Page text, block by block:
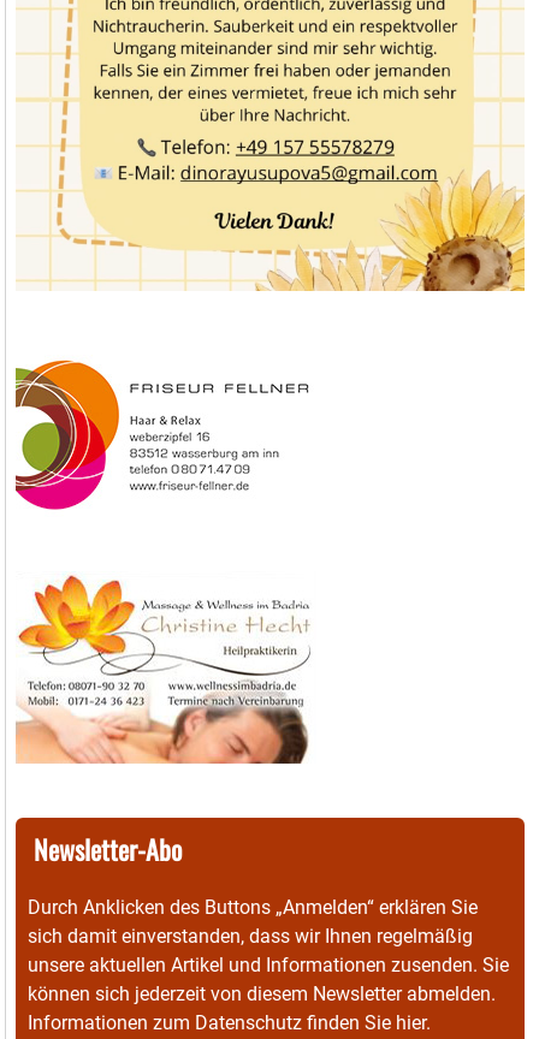
Newsletter-Abo
Durch Anklicken des Buttons „Anmelden“ erklären Sie
sich damit einverstanden, dass wir Ihnen regelmäßig
unsere aktuellen Artikel und Informationen zusenden. Sie
können sich jederzeit von diesem Newsletter abmelden.
Informationen zum Datenschutz finden Sie hier.